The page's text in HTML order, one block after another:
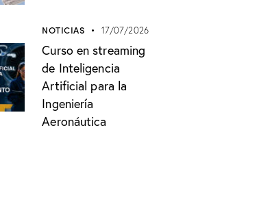
NOTICIAS 17/07/2026
Curso en streaming
de Inteligencia
Artificial para la
Ingeniería
Aeronáutica